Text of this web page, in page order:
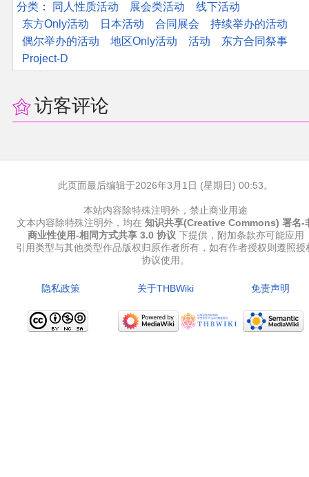
分类 ：​ 同人性质活动 展会类活动
线下活动
东方Only活动
日本活动 合同展会
持续举办的活动
偶尔举办的活动
地区Only活动 活动
东方合同祭事
Project-D
访客评论
此页面最后编辑于2026年3月1日 (星期日) 00:53。
本站内容除特殊注明外，禁止商业用途
文本内容除特殊注明外，均在 知识共享(Creative Commons) 署名-
商业性使用-相同方式共享 3.0 协议 下提供，附加条款亦可能应用
引用类型与其他类型作品版权归原作者所有，如有作者授权则遵照授
协议使用。
隐私政策 关于THBWiki 免责声明